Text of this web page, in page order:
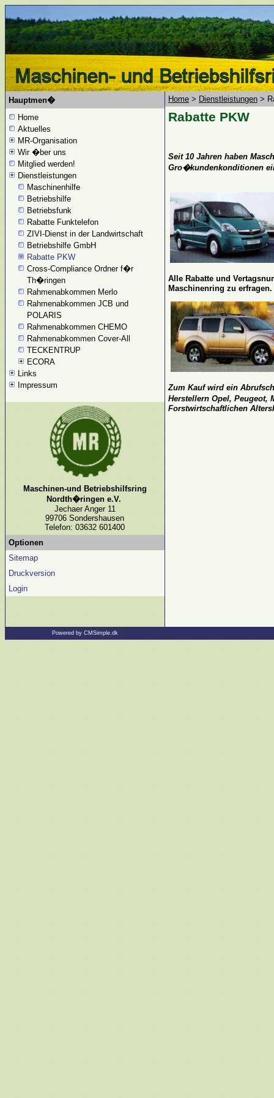
Hauptmen�
Home
Aktuelles
MR-Organisation
Wir �ber uns
Mitglied werden!
Dienstleistungen
Maschinenhilfe
Betriebshilfe
Betriebsfunk
Rabatte Funktelefon
ZIVI-Dienst in der Landwirtschaft
Betriebshilfe GmbH
Rabatte PKW
Cross-Compliance Ordner f�r
Th�ringen
Rahmenabkommen Merlo
Rahmenabkommen JCB und
POLARIS
Rahmenabkommen CHEMO
Rahmenabkommen Cover-All
TECKENTRUP
ECORA
Links
Impressum
Maschinen-und Betriebshilfsring
Nordth�ringen e.V.
Jechaer Anger 11
99706 Sondershausen
Telefon: 03632 601400
Optionen
Sitemap
Druckversion
Login
Home > Dienstleistungen >
Rabatte PKW
Seit 10 Jahren haben
Gro�kundenkonditionen
Alle Rabatte und
Maschinenring zu
Zum Kauf wird ein
Herstellern Opel, Peugeot,
Forstwirtschaftlichen
Powered by CMSimple.dk